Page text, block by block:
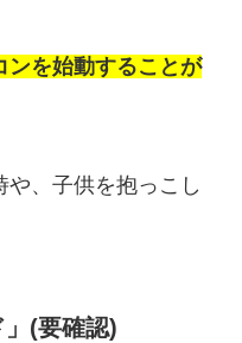
ンを始動することが
、子供を抱っこし
(要確認)